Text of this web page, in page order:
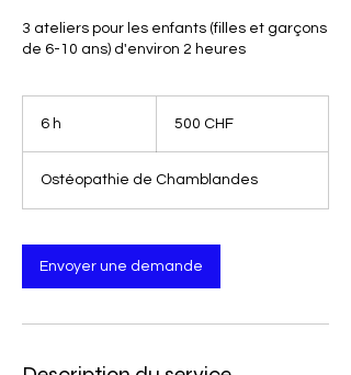
3 ateliers pour les enfants (filles et garçons
de 6-10 ans) d'environ 2 heures
6 h
suisses
500 CHF
Ostéopathie de Chamblandes
Envoyer une demande